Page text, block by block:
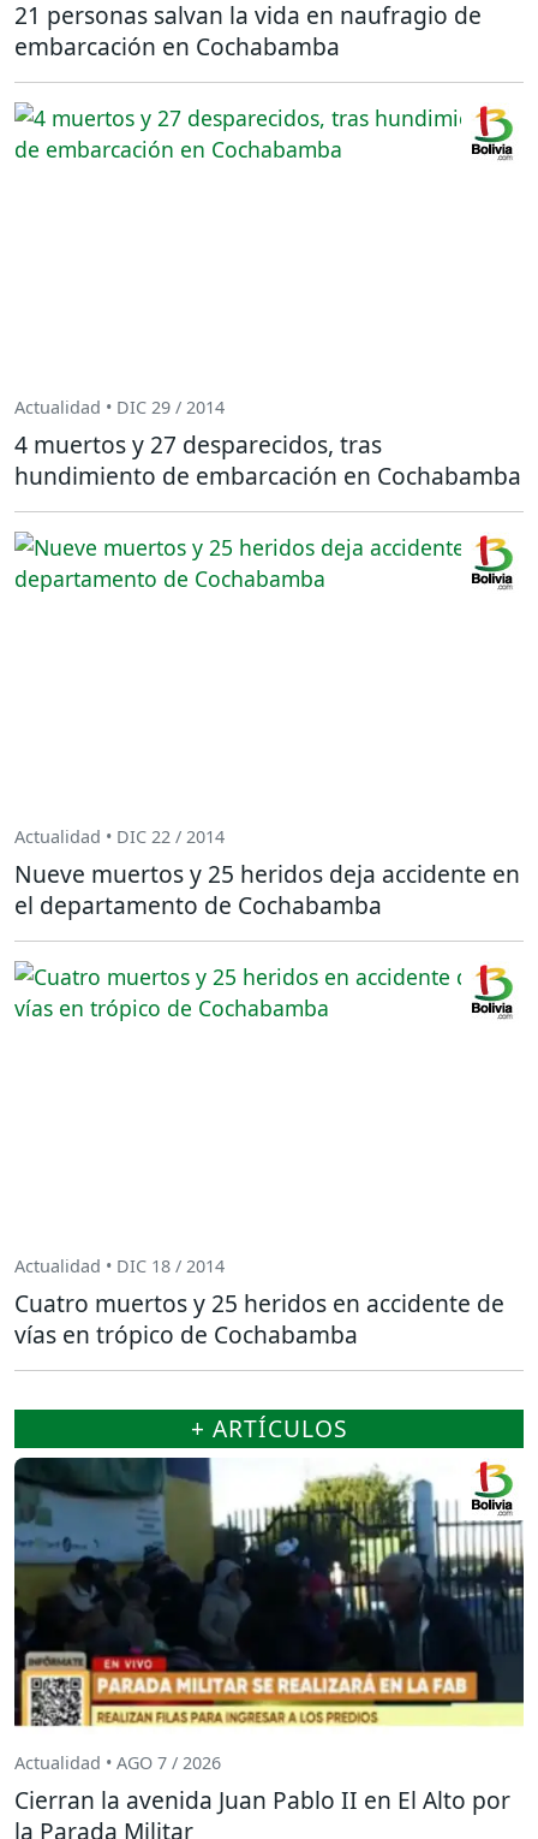
21 personas salvan la vida en naufragio de
embarcación en Cochabamba
Actualidad • DIC 29 / 2014
4 muertos y 27 desparecidos, tras
hundimiento de embarcación en Cochabamba
Actualidad • DIC 22 / 2014
Nueve muertos y 25 heridos deja accidente en
el departamento de Cochabamba
Actualidad • DIC 18 / 2014
Cuatro muertos y 25 heridos en accidente de
vías en trópico de Cochabamba
+ ARTÍCULOS
Actualidad • AGO 7 / 2026
Cierran la avenida Juan Pablo II en El Alto por
la Parada Militar